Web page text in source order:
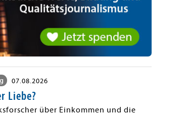
07.08.2026
Liebe?
über Einkommen und die